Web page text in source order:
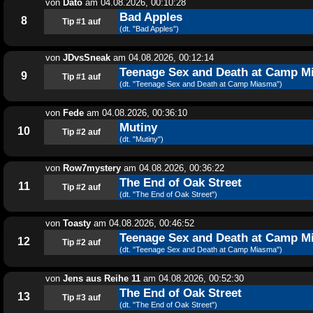
8
von Dato am 04.08.2026, 00:10:28
Tip #1 auf Bad Apples
(dt. "Bad Apples")
9
von JDvsSneak am 04.08.2026, 00:12:14
Tip #1 auf Teenage Sex and Death at Camp
(dt. "Teenage Sex and Death at Camp Miasma")
10
von Fede am 04.08.2026, 00:36:10
Tip #2 auf Mutiny
(dt. "Mutiny")
11
von Row7mystery am 04.08.2026, 00:36:22
Tip #2 auf The End of Oak Street
(dt. "The End of Oak Street")
12
von Toasty am 04.08.2026, 00:46:52
Tip #2 auf Teenage Sex and Death at Camp
(dt. "Teenage Sex and Death at Camp Miasma")
13
von Jens aus Reihe 11 am 04.08.2026, 00:52:30
Tip #3 auf The End of Oak Street
(dt. "The End of Oak Street")